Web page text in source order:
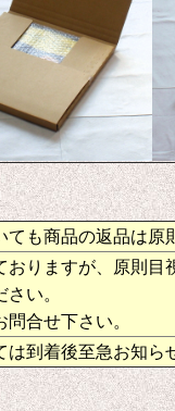
ても商品の返品は原
おりますが、原則目
い。
合せ下さい。
は到着後至急お知ら